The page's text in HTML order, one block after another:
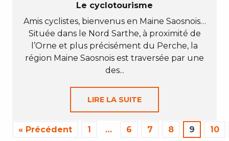
Le cyclotourisme
Amis cyclistes, bienvenus en Maine Saosnois…
Située dans le Nord Sarthe, à proximité de
l’Orne et plus précisément du Perche, la
région Maine Saosnois est traversée par une
des...
LIRE LA SUITE
« Précédent 1 … 6 7 8 9 10